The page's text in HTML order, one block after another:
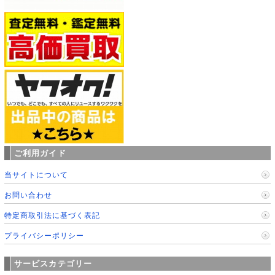
ご利用ガイド
当サイトについて
お問い合わせ
特定商取引法に基づく表記
プライバシーポリシー
サービスカテゴリー